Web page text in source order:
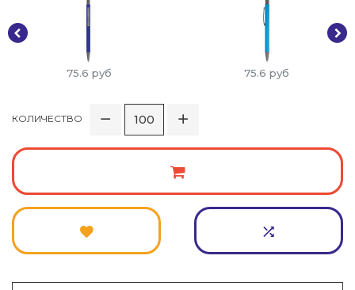
75.6 руб 75.6 руб
КОЛИЧЕСТВО